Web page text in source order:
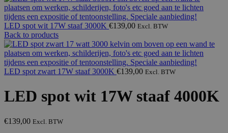
LED spot wit 17W staaf 3000K €139,00 Excl. BTW
Back to products
LED spot zwart 17W staaf 3000K €139,00 Excl. BTW
LED spot wit 17W staaf 4000K
€139,00 Excl. BTW